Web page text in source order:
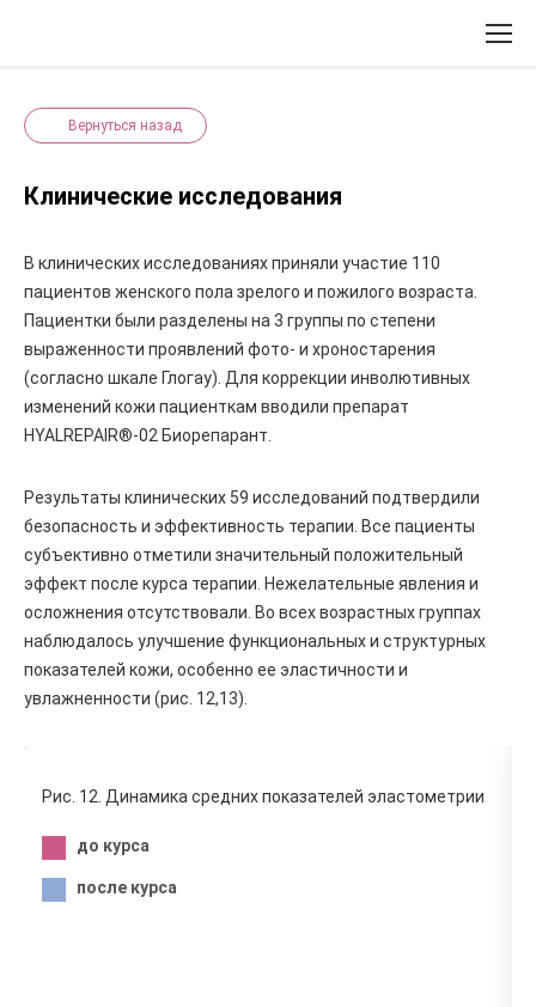
Вернуться назад
Клинические исследования
В клинических исследованиях приняли участие 110
пациентов женского пола зрелого и пожилого возраста.
Пациентки были разделены на 3 группы по степени
выраженности проявлений фото- и хроностарения
(согласно шкале Глогау). Для коррекции инволютивных
изменений кожи пациенткам вводили препарат
HYALREPAIR®-02 Биорепарант.
Результаты клинических 59 исследований подтвердили
безопасность и эффективность терапии. Все пациенты
субъективно отметили значительный положительный
эффект после курса терапии. Нежелательные явления и
осложнения отсутствовали. Во всех возрастных группах
наблюдалось улучшение функциональных и структурных
показателей кожи, особенно ее эластичности и
увлажненности (рис. 12,13).
Рис. 12. Динамика средних показателей эластометрии
до курса
после курса